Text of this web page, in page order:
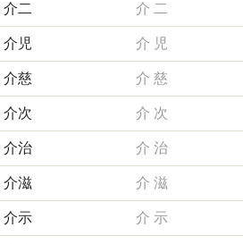
介二 介 二
介児 介 児
介慈 介 慈
介次 介 次
介治 介 治
介滋 介 滋
介示 介 示